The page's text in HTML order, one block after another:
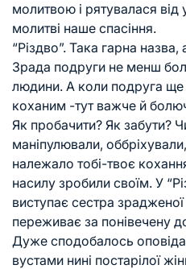
молитвою і рятувалася від
молитві наше спасіння.
“Різдво”. Така гарна
Зрада подруги не менш
людини. А коли подруга ще
коханим -тут важче й
Як пробачити? Як забути?
маніпулювали,
належало тобі-твоє
насилу зробили своїм. У
виступає сестра
переживає за понівечену
Дуже сподобалось
вустами нині постарілої